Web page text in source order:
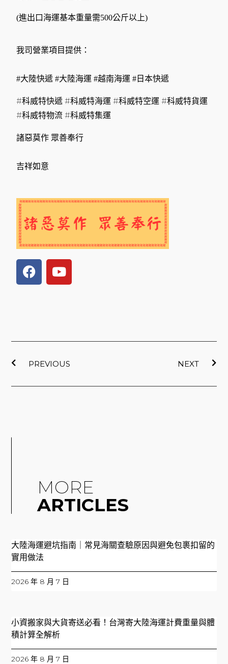
(進出口海運基本重量需500公斤以上)
我司營業項目提供：
#大陸快遞 #大陸海運 #越南海運 #日本快遞
#科威特快遞 #科威特海運 #科威特空運 #科威特貨運
#科威特物流 #科威特集運
諸惡莫作 眾善奉行
吉祥如意
F
a
o
Y
o
e
PREVIOUS NEXT
MORE
ARTICLES
大陸海運避坑指南｜常見海關查驗原因與避免包裹扣留的
實用做法
2026 年 8 月 7 日
小資搬家與大貨寄送必看！台灣寄大陸海運計費重量與體
積計算全解析
2026 年 8 月 7 日